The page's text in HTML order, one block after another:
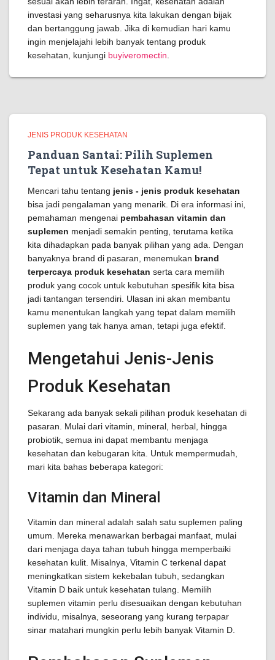
investasi yang seharusnya kita lakukan dengan bijak
dan bertanggung jawab. Jika di kemudian hari kamu
ingin menjelajahi lebih banyak tentang produk
kesehatan, kunjungi buyiveromectin
JENIS PRODUK KESEHATAN
Panduan Santai: Pilih Suplemen
Tepat untuk Kesehatan Kamu!
Mencari tahu tentang jenis - jenis produk kesehatan
bisa jadi pengalaman yang menarik. Di era informasi ini,
pemahaman mengenai pembahasan vitamin dan
suplemen menjadi semakin penting, terutama ketika
kita dihadapkan pada banyak pilihan yang ada. Dengan
banyaknya brand di pasaran, menemukan brand
terpercaya produk kesehatan serta cara memilih
produk yang cocok untuk kebutuhan spesifik kita bisa
jadi tantangan tersendiri. Ulasan ini akan membantu
kamu menentukan langkah yang tepat dalam memilih
suplemen yang tak hanya aman, tetapi juga efektif.
Mengetahui Jenis-Jenis
Produk Kesehatan
Sekarang ada banyak sekali pilihan produk kesehatan di
pasaran. Mulai dari vitamin, mineral, herbal, hingga
probiotik, semua ini dapat membantu menjaga
kesehatan dan kebugaran kita. Untuk mempermudah,
mari kita bahas beberapa kategori:
Vitamin dan Mineral
Vitamin dan mineral adalah salah satu suplemen paling
umum. Mereka menawarkan berbagai manfaat, mulai
dari menjaga daya tahan tubuh hingga memperbaiki
kesehatan kulit. Misalnya, Vitamin C terkenal dapat
meningkatkan sistem kekebalan tubuh, sedangkan
Vitamin D baik untuk kesehatan tulang. Memilih
suplemen vitamin perlu disesuaikan dengan kebutuhan
individu, misalnya, seseorang yang kurang terpapar
sinar matahari mungkin perlu lebih banyak Vitamin D.